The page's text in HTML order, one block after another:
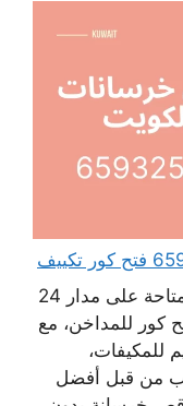
خدمات شركة قص خرسانة الكويت متاحة على مدار 24
كور للمداخن، مع
للمكيفات،
من قبل أفضل